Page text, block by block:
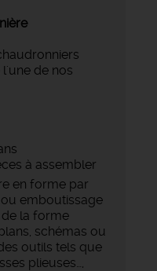
de nos
à assembler
en forme par
emboutissage
la forme
schémas ou
outils tels que
plieuses…,